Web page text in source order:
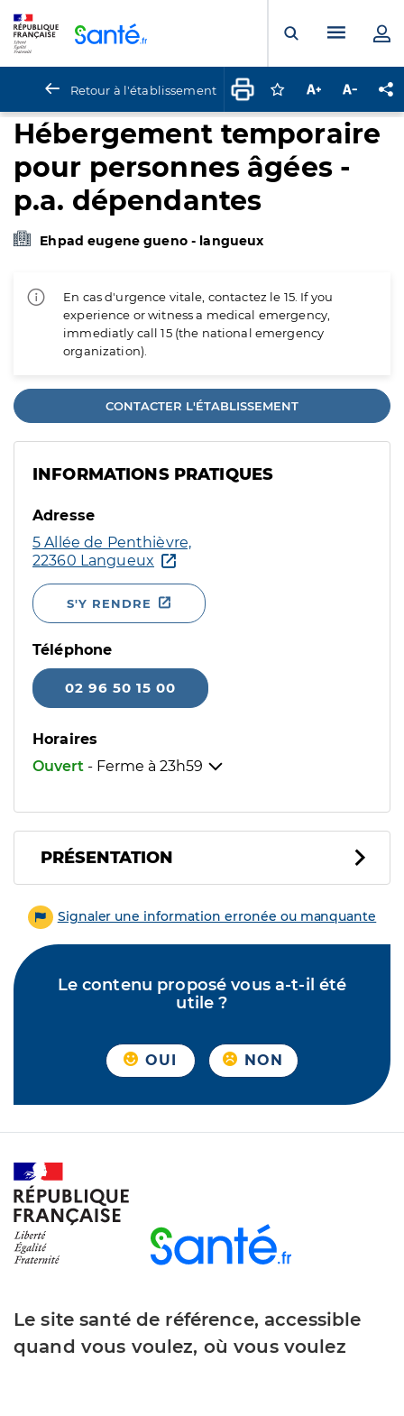
Ouvrir laMenu
Retour à l'établissement Connectez-vous
Augmenter la
Hébergement temporaire
pour personnes âgées -
p.a. dépendantes
Ehpad eugene gueno - langueux
En cas d'urgence vitale, contactez le 15. If you
experience or witness a medical emergency,
immediatly call 15 (the national emergency
organization).
CONTACTER L'ÉTABLISSEMENT
INFORMATIONS PRATIQUES
Adresse
5 Allée de Penthièvre,
22360 Langueux
S'Y RENDRE
Téléphone
02 96 50 15 00
Horaires
Ouvert - Ferme à 23h59
PRÉSENTATION
Signaler une information erronée ou manquante
Le contenu proposé vous a-t-il été
utile ?
OUI NON
Le site santé de référence, accessible
quand vous voulez, où vous voulez